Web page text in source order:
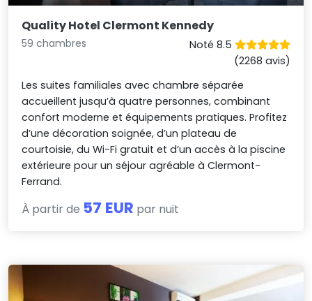
Quality Hotel Clermont Kennedy
59 chambres
Noté 8.5
(2268 avis)
Les suites familiales avec chambre séparée
accueillent jusqu’à quatre personnes, combinant
confort moderne et équipements pratiques. Profitez
d’une décoration soignée, d’un plateau de
courtoisie, du Wi-Fi gratuit et d’un accès à la piscine
extérieure pour un séjour agréable à Clermont-
Ferrand.
À partir de 57 EUR par nuit